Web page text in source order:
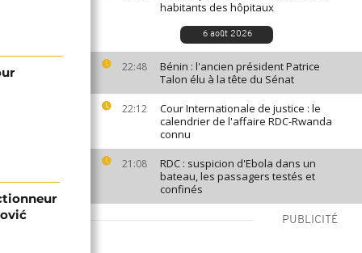
habitants des hôpitaux
6 août 2026
22:48
Bénin : l'ancien président Patrice
Talon élu à la tête du Sénat
22:12
Cour Internationale de justice : le
calendrier de l'affaire RDC-Rwanda
connu
21:08
RDC : suspicion d'Ebola dans un
bateau, les passagers testés et
confinés
PUBLICITÉ